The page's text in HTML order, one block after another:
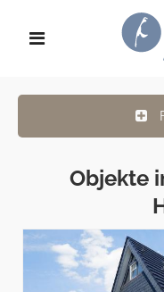
Objekte